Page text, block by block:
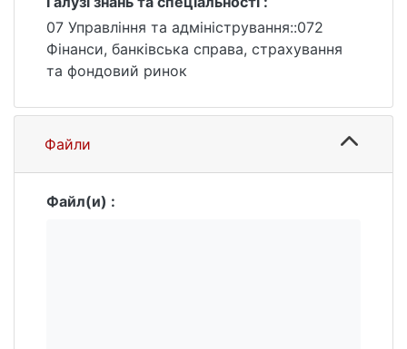
07 Управління та адміністрування::072
Фінанси, банківська справа, страхування
та фондовий ринок
Файли
Файл(и) :